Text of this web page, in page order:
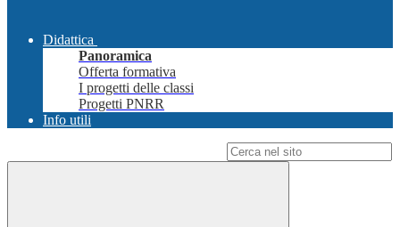
Didattica
Panoramica
Offerta formativa
I progetti delle classi
Progetti PNRR
Info utili